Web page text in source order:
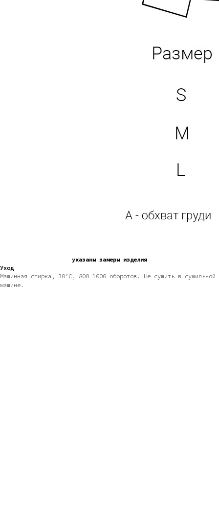
указаны замеры изделия
Уход
Машинная стирка, 30°C, 800-1000 оборотов. Не сушить в сушильной
машине.